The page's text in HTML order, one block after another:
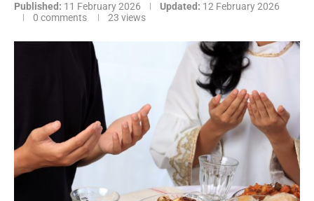
Published: 11 February 2026 Updated: 12 February 2026
0 comments
23 views